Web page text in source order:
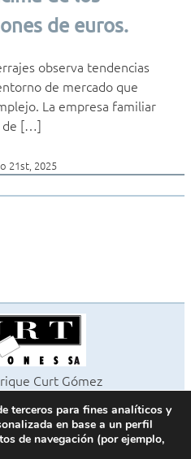
de euros.
observa tendencias
de mercado que
La empresa familiar
de […]
21st, 2025
Curt Gómez
y Baños
reservados
terceros para fines analíticos y
en base a un perfil
de navegación (por ejemplo,